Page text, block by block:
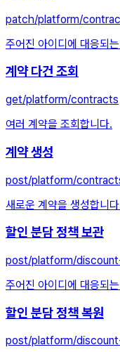
patch/platform/
주어진 아이디에 대응되
계약 다건 조회
get/platform/contracts
여러 계약을 조회합니다.
계약 생성
post/platform/
새로운 계약을 생성합니
할인 분담 정책 보관
post/platform/
주어진 아이디에 대응되
할인 분담 정책 복원
post/platform/